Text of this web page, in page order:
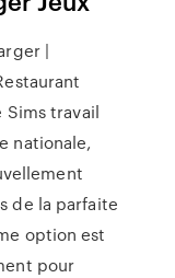
|
Sims travail
nationale,
de la parfaite
option est
pour